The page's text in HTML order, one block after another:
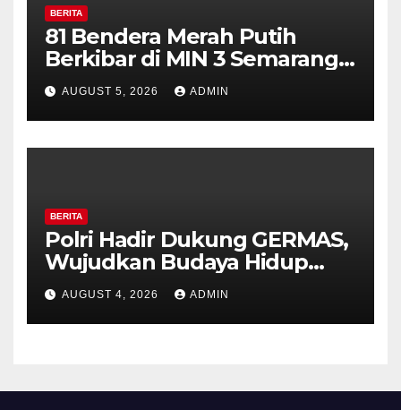
BERITA
81 Bendera Merah Putih
Berkibar di MIN 3 Semarang,
Bhabinkamtibmas Desa
Timpik Hadiri Peringatan
HUT ke-81 Kemerdekaan RI
AUGUST 5, 2026 ADMIN
BERITA
Polri Hadir Dukung GERMAS,
Wujudkan Budaya Hidup
Sehat di Kecamatan Pabelan
AUGUST 4, 2026 ADMIN